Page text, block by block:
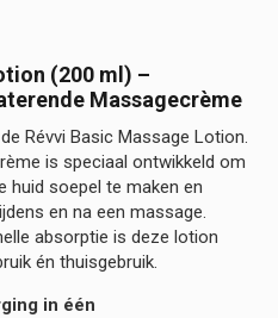
(200 ml) –
Massagecrème
Révvi Basic Massage Lotion.
is speciaal ontwikkeld om
huid soepel te maken en
en na een massage.
absorptie is deze lotion
én thuisgebruik.
in één